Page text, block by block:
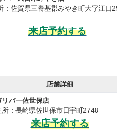
：佐賀県三養基郡みやき町大字江口299
来店予約する
店舗詳細
リバー佐世保店
所：長崎県佐世保市日宇町2748
来店予約する